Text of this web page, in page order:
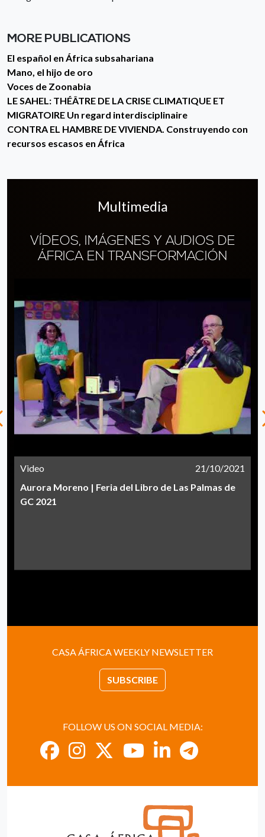
MORE PUBLICATIONS
El español en África subsahariana
Mano, el hijo de oro
Voces de Zoonabia
LE SAHEL: THÉÂTRE DE LA CRISE CLIMATIQUE ET
MIGRATOIRE Un regard interdisciplinaire
CONTRA EL HAMBRE DE VIVIENDA. Construyendo con
recursos escasos en África
Multimedia
VÍDEOS, IMÁGENES Y AUDIOS DE
ÁFRICA EN TRANSFORMACIÓN
Video
21/10/2021
Aurora Moreno | Feria del Libro de Las Palmas de
GC 2021
CASA ÁFRICA WEEKLY NEWSLETTER
SUBSCRIBE
FOLLOW US ON SOCIAL MEDIA: